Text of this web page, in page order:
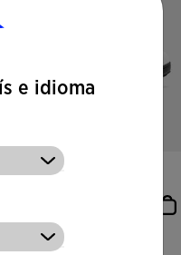
Fútbol Top Flex Rebound
2.199,00
e idioma